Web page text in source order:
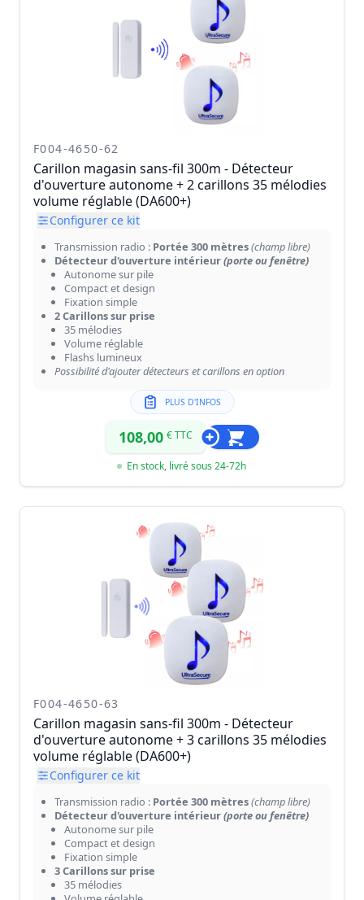
F004-4650-62
Carillon magasin sans-fil 300m - Détecteur
d'ouverture autonome + 2 carillons 35 mélodies
volume réglable (DA600+)
Configurer ce kit
Transmission radio : Portée 300 mètres(champ libre)
Détecteur d'ouverture intérieur(porte ou fenêtre)
Autonome sur pile
Compact et design
Fixation simple
2 Carillons sur prise
35 mélodies
Volume réglable
Flashs lumineux
Possibilité d'ajouter détecteurs et carillons en option
PLUS D'INFOS
108,00 € TTC
En stock, livré sous 24-72h
F004-4650-63
Carillon magasin sans-fil 300m - Détecteur
d'ouverture autonome + 3 carillons 35 mélodies
volume réglable (DA600+)
Configurer ce kit
Transmission radio : Portée 300 mètres(champ libre)
Détecteur d'ouverture intérieur(porte ou fenêtre)
Autonome sur pile
Compact et design
Fixation simple
3 Carillons sur prise
35 mélodies